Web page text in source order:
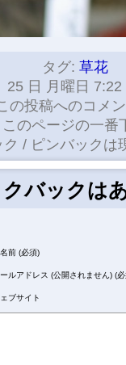
タグ: 草花
25 日 月曜日
の投稿へのコメ
のページの一番
/ ピンバックは
バックは
前 (必須)
ールアドレス (公開されません) (
ブサイト